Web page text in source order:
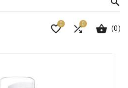
0 0
(0)